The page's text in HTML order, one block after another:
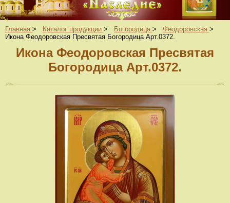
Главная > Каталог продукции > Богородица > Феодоровская >
Икона Феодоровская Пресвятая Богородица Арт.0372.
Икона Феодоровская Пресвятая
Богородица Арт.0372.